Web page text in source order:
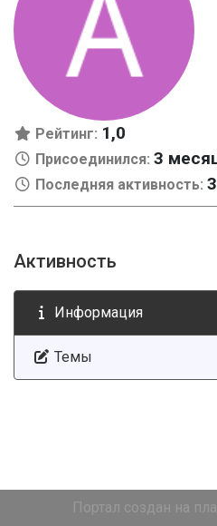
Рейтинг: 1,0
Присоединился: 3
Последняя активность:
Активность
Информация
Темы
Портал создан на